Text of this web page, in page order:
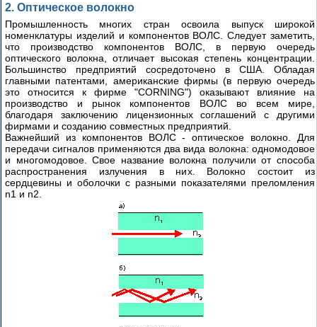
2. Оптическое волокно
Промышленность многих стран освоила выпуск широкой
номенклатуры изделий и компонентов ВОЛС. Следует заметить,
что производство компонентов ВОЛС, в первую очередь
оптического волокна, отличает высокая степень концентрации.
Большинство предприятий сосредоточено в США. Обладая
главными патентами, американские фирмы (в первую очередь
это относится к фирме "CORNING") оказывают влияние на
производство и рынок компонентов ВОЛС во всем мире,
благодаря заключению лицензионных соглашений с другими
фирмами и созданию совместных предприятий.
Важнейший из компонентов ВОЛС - оптическое волокно. Для
передачи сигналов применяются два вида волокна: одномодовое
и многомодовое. Свое название волокна получили от способа
распространения излучения в них. Волокно состоит из
сердцевины и оболочки с разными показателями преломления
n1 и n2.